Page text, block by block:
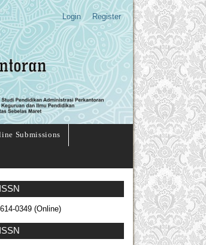
Login Register
Submissions
ISSN
0349 (Online)
ISSN